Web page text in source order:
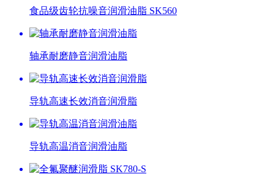
食品级齿轮抗噪音润滑油脂 SK560
轴承耐磨静音润滑油脂
导轨高速长效消音润滑脂
导轨高温消音润滑油脂